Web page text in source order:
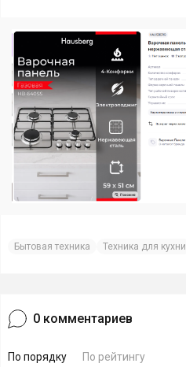
Бытовая техника Техника для кухни
0 комментариев
По порядку По рейтингу